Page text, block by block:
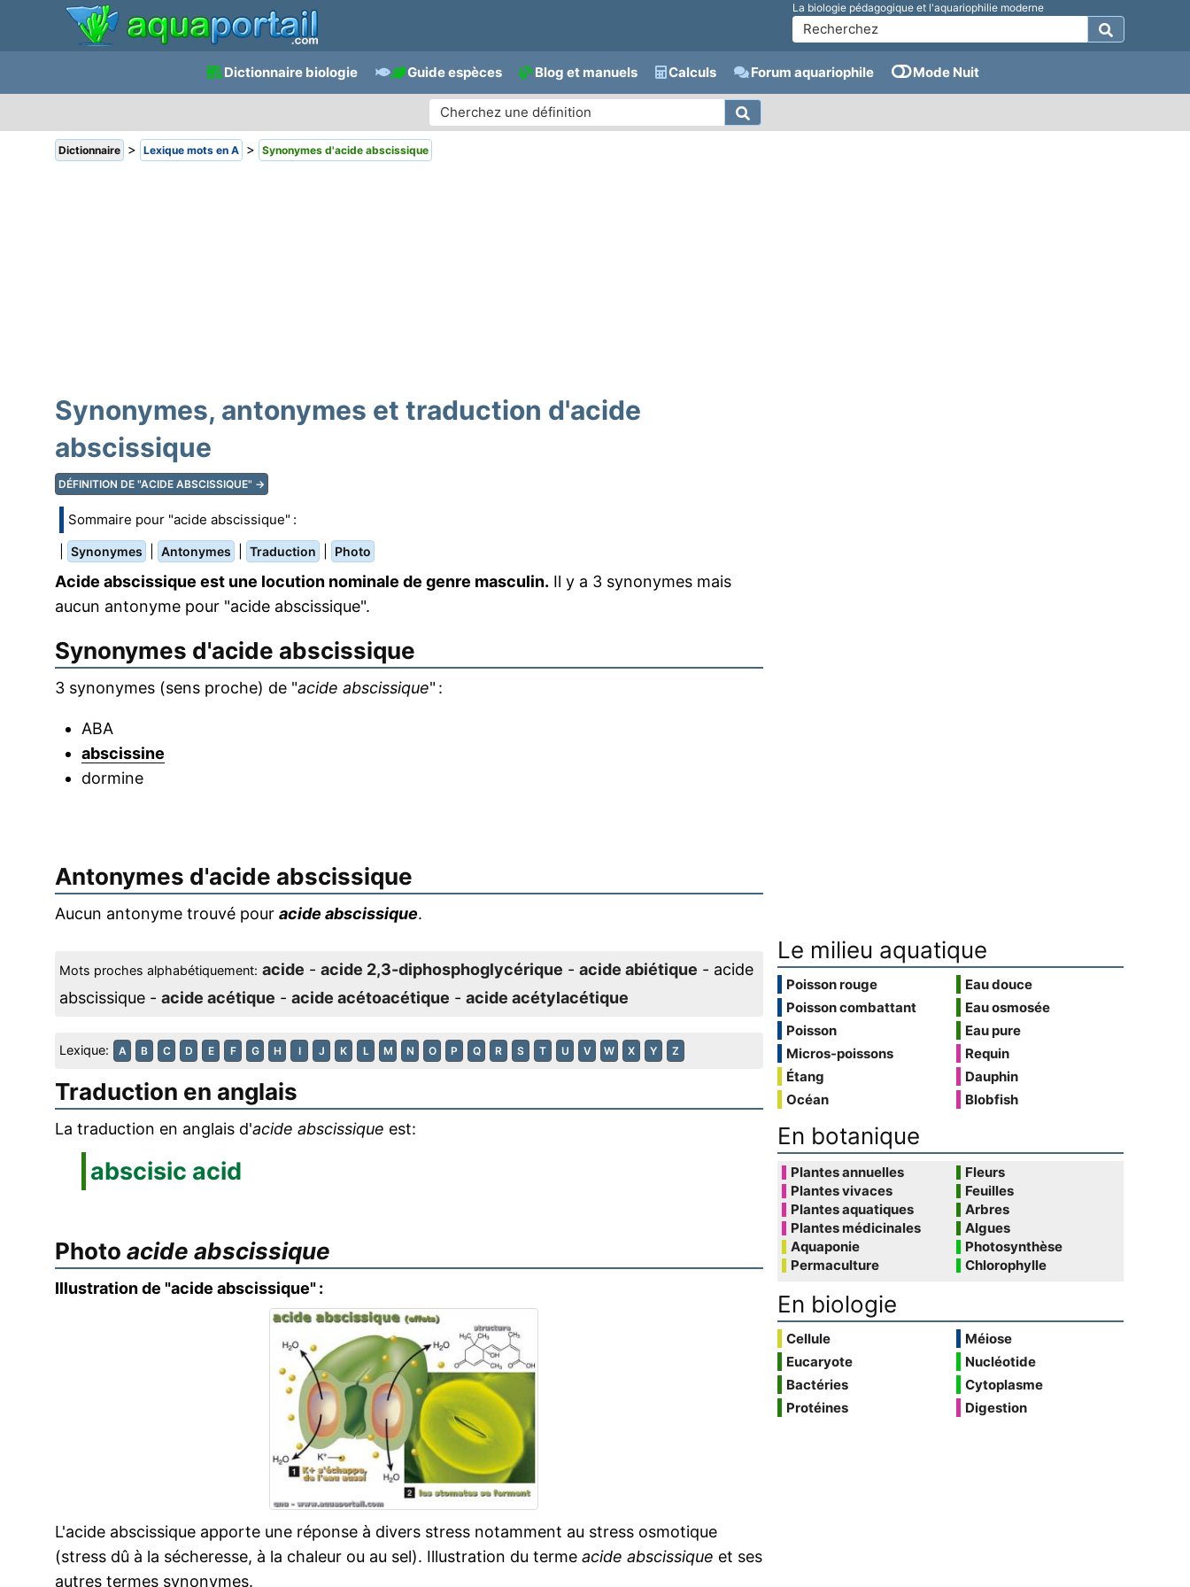
La biologie pédagogique et l'aquariophilie moderne
Dictionnaire biologie Guide espèces Blog et manuels Calculs Forum aquariophile Mode Nuit
Dictionnaire > Lexique mots en A > Synonymes d'acide abscissique
Synonymes, antonymes et traduction d'acide
abscissique
DÉFINITION DE "ACIDE ABSCISSIQUE" →
Sommaire pour "acide abscissique" :
Synonymes Antonymes Traduction Photo
Acide abscissique est une locution nominale de genre masculin. Il y a 3 synonymes mais
aucun antonyme pour "acide abscissique".
Synonymes d'acide abscissique
3 synonymes (sens proche) de "acide abscissique" :
ABA
abscissine
dormine
Antonymes d'acide abscissique
Aucun antonyme trouvé pour acide abscissique.
Mots proches alphabétiquement: acide - acide 2,3-diphosphoglycérique - acide abiétique - acide
abscissique - acide acétique - acide acétoacétique - acide acétylacétique
Lexique: A B C D E F G H I J K L M N O P Q R S T U V W X Y Z
Traduction en anglais
La traduction en anglais d'acide abscissique est:
abscisic acid
Photo acide abscissique
Illustration de "acide abscissique" :
L'acide abscissique apporte une réponse à divers stress notamment au stress osmotique
(stress dû à la sécheresse, à la chaleur ou au sel). Illustration du terme acide abscissique et ses
autres termes synonymes.
Le milieu aquatique
Poisson rouge
Poisson combattant
Poisson
Micros-poissons
Étang
Océan
Eau douce
Eau osmosée
Eau pure
Requin
Dauphin
Blobfish
En botanique
Plantes annuelles
Plantes vivaces
Plantes aquatiques
Plantes médicinales
Aquaponie
Permaculture
Fleurs
Feuilles
Arbres
Algues
Photosynthèse
Chlorophylle
En biologie
Cellule
Eucaryote
Bactéries
Protéines
Méiose
Nucléotide
Cytoplasme
Digestion